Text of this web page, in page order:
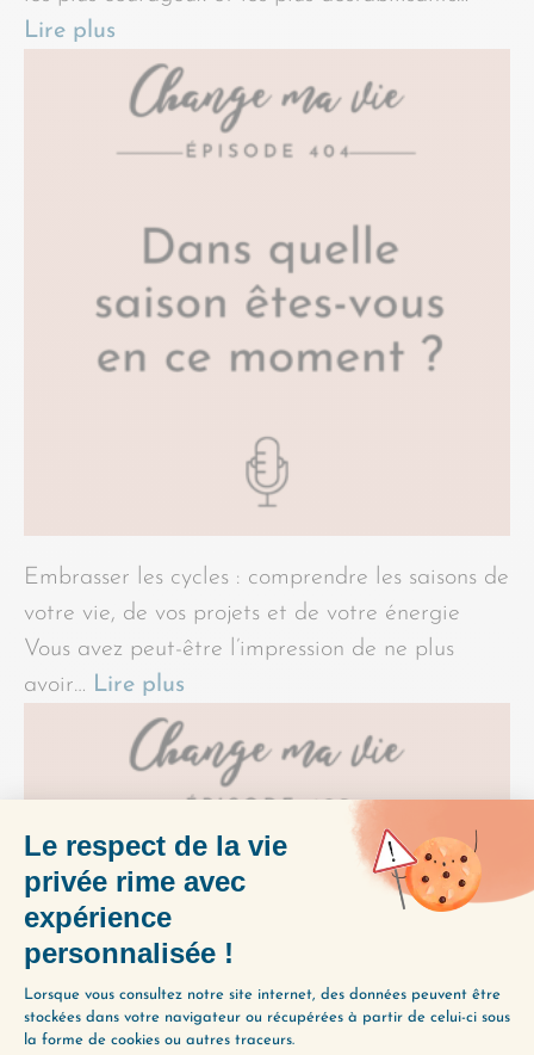
Lire plus
Embrasser les cycles : comprendre les saisons de
votre vie, de vos projets et de votre énergie
Vous avez peut-être l’impression de ne plus
avoir… Lire plus